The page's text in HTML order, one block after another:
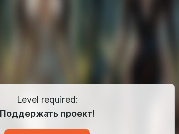
Level required:
Поддержать проект!